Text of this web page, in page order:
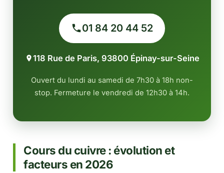
01 84 20 44 52
118 Rue de Paris, 93800 Épinay-sur-Seine
Ouvert du lundi au samedi de 7h30 à 18h non-
stop. Fermeture le vendredi de 12h30 à 14h.
Cours du cuivre : évolution et
facteurs en 2026